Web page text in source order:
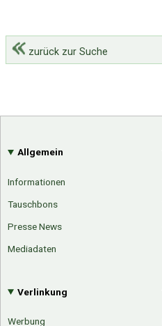
zurück zur Suche
Allgemein
Informationen
Tauschbons
Presse News
Mediadaten
Verlinkung
Werbung